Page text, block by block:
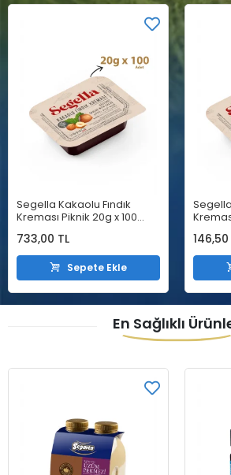
Segella Kakaolu Fındık
Kreması Piknik 20g x 100
733,00 TL
Sepete Ekle
146,50
En Sağlıklı